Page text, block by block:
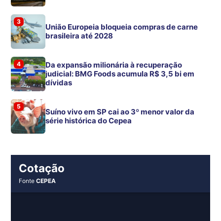
3
União Europeia bloqueia compras de carne
brasileira até 2028
4
Da expansão milionária à recuperação
judicial: BMG Foods acumula R$ 3,5 bi em
dívidas
5
Suíno vivo em SP cai ao 3º menor valor da
série histórica do Cepea
Cotação
FonteCEPEA